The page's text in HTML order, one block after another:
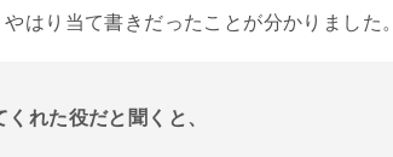
はり当て書きだったことが分かりました。
れた役だと聞くと、